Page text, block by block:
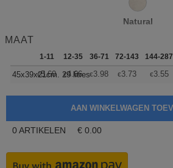
Natural
MAAT
1-11 12-35 36-71 72-143 144-287
45x39x21cm. 29 litres
€5.60 €4.66 €3.98 €3.73 €3.55
0 ARTIKELEN € 0.00